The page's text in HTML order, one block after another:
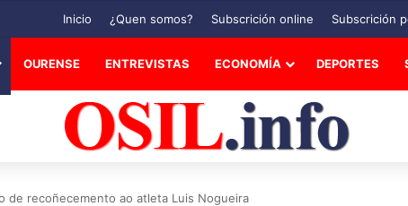
Inicio ¿Quen somos? Subscrición online Subscrición
OURENSE ENTREVISTAS ECONOMÍA DEPORTES
de recoñecemento ao atleta Luis Nogueira